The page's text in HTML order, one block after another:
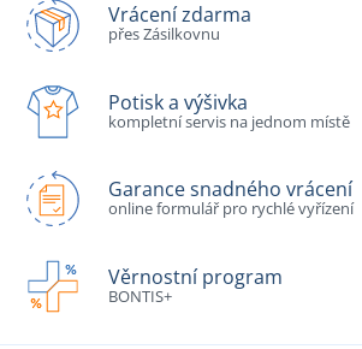
Vrácení zdarma
přes Zásilkovnu
Potisk a výšivka
kompletní servis na jednom místě
Garance snadného vrácení
online formulář pro rychlé vyřízení
Věrnostní program
BONTIS+